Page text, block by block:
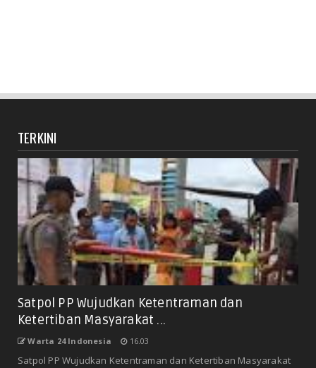
TERKINI
Satpol PP Wujudkan Ketentraman dan
Ketertiban Masyarakat ...
Warta 24 Indonesia 16.03
Satpol PP Wujudkan Ketentraman dan Ketertiban Masyarakat